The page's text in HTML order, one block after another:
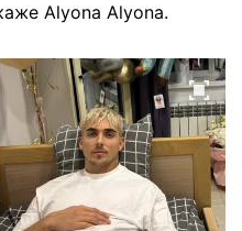
Alyona Alyona.